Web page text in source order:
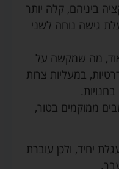
ביניהם, קלה יותר
גישה נוחה לשני
מה שמקשה על
במעליות צרות
ממוקמים בטור,
יחיד, ולכן עוברת